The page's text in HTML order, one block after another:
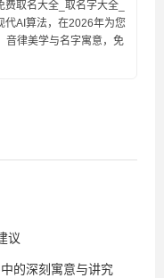
取名大全_取名字大全_
代AI算法，在2026年为您
音律美学与名字寓意，免
议
的深刻寓意与讲究